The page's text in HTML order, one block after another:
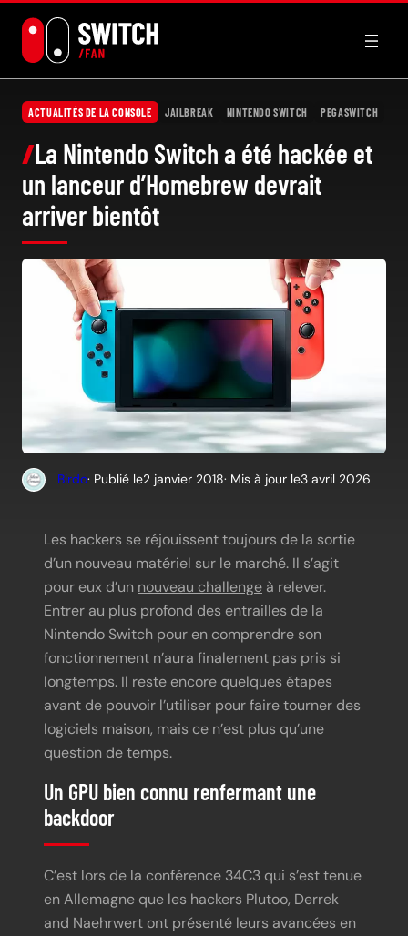
contenu
ACTUALITÉS DE LA CONSOLE JAILBREAK NINTENDO SWITCH PEGASWITCH
La Nintendo Switch a été hackée et
un lanceur d’Homebrew devrait
arriver bientôt
Birdo· Publié le2 janvier 2018· Mis à jour le3 avril 2026
Les hackers se réjouissent toujours de la sortie
d’un nouveau matériel sur le marché. Il s’agit
pour eux d’un nouveau challenge à relever.
Entrer au plus profond des entrailles de la
Nintendo Switch pour en comprendre son
fonctionnement n’aura finalement pas pris si
longtemps. Il reste encore quelques étapes
avant de pouvoir l’utiliser pour faire tourner des
logiciels maison, mais ce n’est plus qu’une
question de temps.
Un GPU bien connu renfermant une
backdoor
C’est lors de la conférence 34C3 qui s’est tenue
en Allemagne que les hackers Plutoo, Derrek
and Naehrwert ont présenté leurs avancées en